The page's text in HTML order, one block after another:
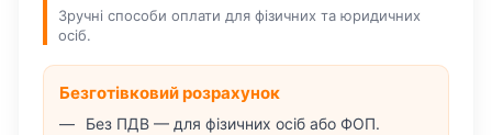
Зручні способи оплати для фізичних та юридичних
осіб.
Безготівковий розрахунок
Без ПДВ — для фізичних осіб або ФОП.